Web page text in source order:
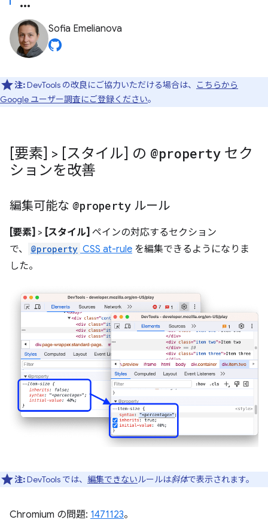
Sofia Emelianova
注:DevTools の改良にご協力いただける場合は、
こちらから
Google ユーザー調査にご登録ください。
[要素] > [スタイル] の @property セク
ションを改善
編集可能な @property ルール
[要素] > [スタイル] ペインの対応するセクション
で、
@property CSS at-rule を編集できるようになりま
した。
注:DevTools では、 編集できないルールは斜体で表示されます。
Chromium の問題: 1471123。